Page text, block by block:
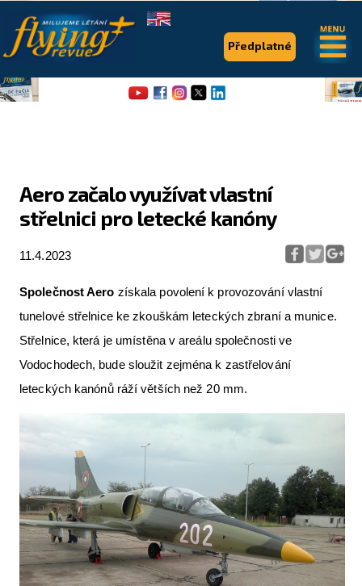
Aero začalo využívat vlastní
střelnici pro letecké kanóny
11.4.2023
Společnost Aero získala povolení k provozování vlastní
tunelové střelnice ke zkouškám leteckých zbraní a munice.
Střelnice, která je umístěna v areálu společnosti ve
Vodochodech, bude sloužit zejména k zastřelování
leteckých kanónů ráží větších než 20 mm.
Předplatné
.
Flying Revue
Pro piloty
Série & speciály
Aktuální FR + archiv
Letecká muzea
VFR Communication app
The SAFE Guide app
Nabídky práce v letectví
Inzerujte s námi